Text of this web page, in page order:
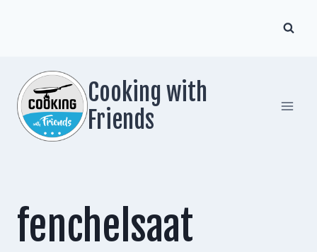
Cooking with
Friends
fenchelsaat